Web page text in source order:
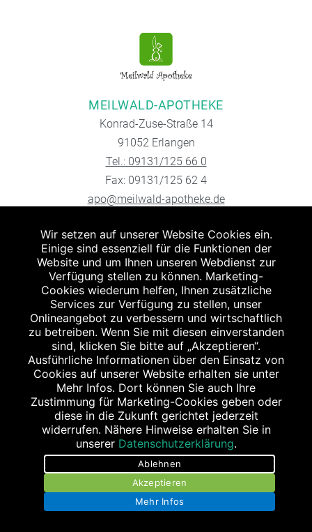
MEILWALD-APOTHEKE
Konrad-Zuse-Straße 14
91052 Erlangen
Tel.: 09131/125 66 0
Fax: 09131/125 62 4
apo@meilwald-apotheke.de
KOLIBRI-APOTHEKE
Allee am Röthelheimpark 15
91052 Erlangen
Tel.: 09131/920 29 30
Fax: 09131/920 29 39
apo@kolibri-apotheke.de
Wir setzen auf unserer Website Cookies ein.
Einige sind essenziell für die Funktionen der
Website und um Ihnen unseren Webdienst zur
Verfügung stellen zu können. Marketing-
Cookies wiederum helfen, Ihnen zusätzliche
Services zur Verfügung zu stellen, unser
Onlineangebot zu verbessern und wirtschaftlich
zu betreiben. Wenn Sie mit diesen einverstanden
sind, klicken Sie bitte auf „Akzeptieren“.
Ausführliche Informationen über den Einsatz von
Cookies auf unserer Website erhalten sie unter
Mehr Infos. Dort können Sie auch Ihre
Zustimmung für Marketing-Cookies geben oder
diese in die Zukunft gerichtet jederzeit
widerrufen. Nähere Hinweise erhalten Sie in
unserer Datenschutzerklärung.
Ablehnen
Akzeptieren
Mehr Infos